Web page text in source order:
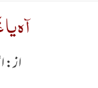
آہ
از: